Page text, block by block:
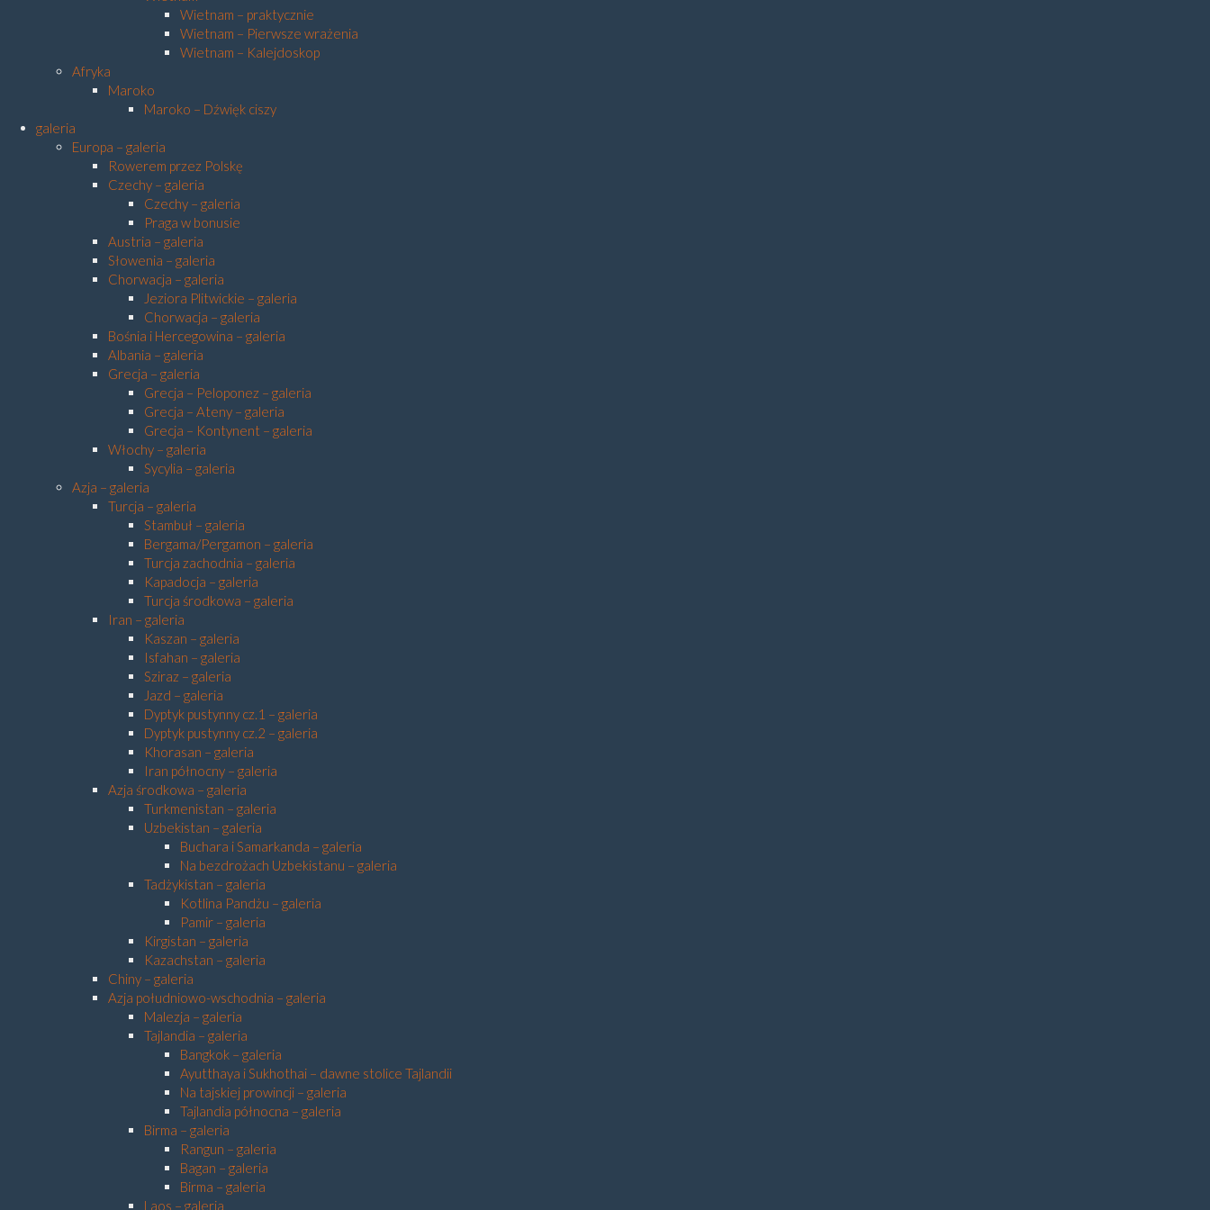
Wietnam – praktycznie
Wietnam – Pierwsze wrażenia
Wietnam – Kalejdoskop
Afryka
Maroko
Maroko – Dźwięk ciszy
galeria
Europa – galeria
Rowerem przez Polskę
Czechy – galeria
Czechy – galeria
Praga w bonusie
Austria – galeria
Słowenia – galeria
Chorwacja – galeria
Jeziora Plitwickie – galeria
Chorwacja – galeria
Bośnia i Hercegowina – galeria
Albania – galeria
Grecja – galeria
Grecja – Peloponez – galeria
Grecja – Ateny – galeria
Grecja – Kontynent – galeria
Włochy – galeria
Sycylia – galeria
Azja – galeria
Turcja – galeria
Stambuł – galeria
Bergama/Pergamon – galeria
Turcja zachodnia – galeria
Kapadocja – galeria
Turcja środkowa – galeria
Iran – galeria
Kaszan – galeria
Isfahan – galeria
Sziraz – galeria
Jazd – galeria
Dyptyk pustynny cz.1 – galeria
Dyptyk pustynny cz.2 – galeria
Khorasan – galeria
Iran północny – galeria
Azja środkowa – galeria
Turkmenistan – galeria
Uzbekistan – galeria
Buchara i Samarkanda – galeria
Na bezdrożach Uzbekistanu – galeria
Tadżykistan – galeria
Kotlina Pandżu – galeria
Pamir – galeria
Kirgistan – galeria
Kazachstan – galeria
Chiny – galeria
Azja południowo-wschodnia – galeria
Malezja – galeria
Tajlandia – galeria
Bangkok – galeria
Ayutthaya i Sukhothai – dawne stolice Tajlandii
Na tajskiej prowincji – galeria
Tajlandia północna – galeria
Birma – galeria
Rangun – galeria
Bagan – galeria
Birma – galeria
Laos – galeria